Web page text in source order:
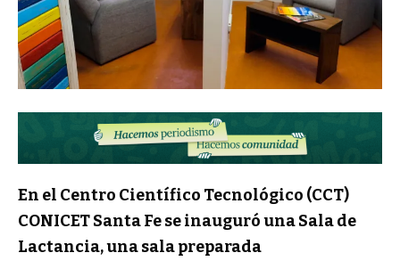
En el Centro Científico Tecnológico (CCT)
CONICET Santa Fe se inauguró una Sala de
Lactancia, una sala preparada